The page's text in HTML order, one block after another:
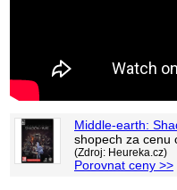
Middle-earth:
shopech za cenu
(Zdroj: Heureka.cz)
Porovnat ceny >>